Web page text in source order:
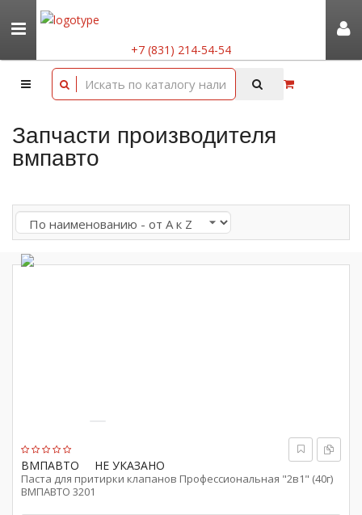
+7 (831) 214-54-54
Запчасти производителя
вмпавто
ВМПАВТО НЕ УКАЗАНО
Паста для притирки клапанов Профессиональная "2в1" (40г)
ВМПАВТО 3201